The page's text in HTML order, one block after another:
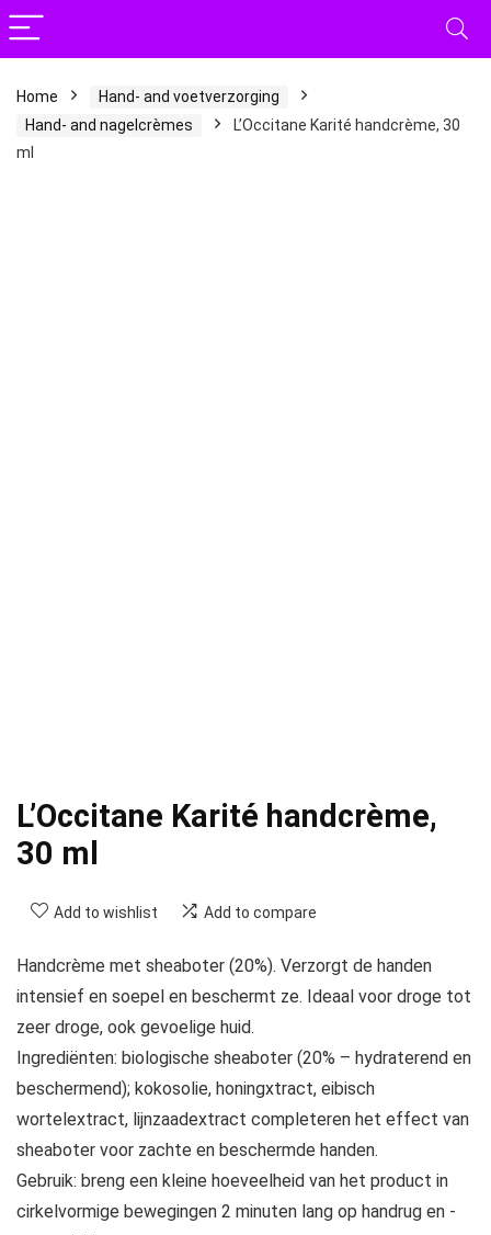
Home
Hand- and voetverzorging
Hand- and nagelcrèmes
L’Occitane Karité handcrème, 30
ml
L’Occitane Karité handcrème,
30 ml
Add to wishlist Add to compare
Handcrème met sheaboter (20%). Verzorgt de handen
intensief en soepel en beschermt ze. Ideaal voor droge tot
zeer droge, ook gevoelige huid.
Ingrediënten: biologische sheaboter (20% – hydraterend en
beschermend); kokosolie, honingxtract, eibisch
wortelextract, lijnzaadextract completeren het effect van
sheaboter voor zachte en beschermde handen.
Gebruik: breng een kleine hoeveelheid van het product in
cirkelvormige bewegingen 2 minuten lang op handrug en -